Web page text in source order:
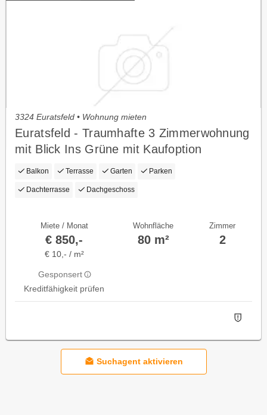
3324 Euratsfeld • Wohnung mieten
Euratsfeld - Traumhafte 3 Zimmerwohnung
mit Blick Ins Grüne mit Kaufoption
Balkon Terrasse Garten Parken
Dachterrasse Dachgeschoss
Miete / Monat
€ 850,-
€ 10,- / m²
Gesponsert
Kreditfähigkeit prüfen
Wohnfläche
80 m²
Zimmer
2
Suchagent aktivieren